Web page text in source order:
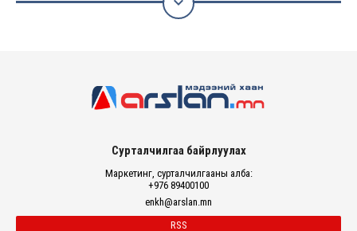
Сурталчилгаа байрлуулах
Маркетинг, сурталчилгааны алба:
+976 89400100
enkh@arslan.mn
RSS